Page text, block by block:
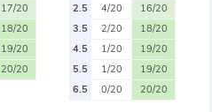
17/20
18/20
19/20
20/20
2.5
4/20
16/20
3.5
2/20
18/20
4.5
1/20
19/20
5.5
1/20
19/20
6.5
0/20 20/20